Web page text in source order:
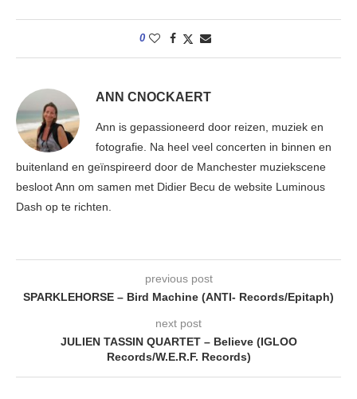
0
ANN CNOCKAERT
Ann is gepassioneerd door reizen, muziek en
fotografie. Na heel veel concerten in binnen en
buitenland en geïnspireerd door de Manchester muziekscene
besloot Ann om samen met Didier Becu de website Luminous
Dash op te richten.
previous post
SPARKLEHORSE – Bird Machine (ANTI- Records/Epitaph)
next post
JULIEN TASSIN QUARTET – Believe (IGLOO
Records/W.E.R.F. Records)